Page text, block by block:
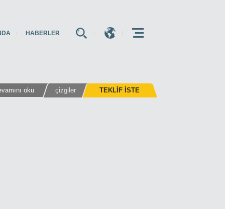
HABERLER E E E
oku çizgiler TEKLIF ISTE